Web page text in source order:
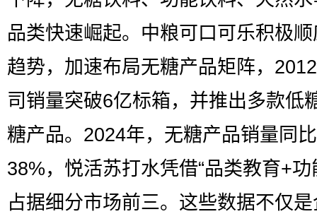
品类快速崛起。中粮可口可乐积极
趋势，加速布局无糖产品矩阵，
司销量突破6亿标箱，并推出多款低
糖产品。2024年，无糖产品销量同
38%，悦活苏打水凭借“品类教育+功
占据细分市场前三。这些数据不仅